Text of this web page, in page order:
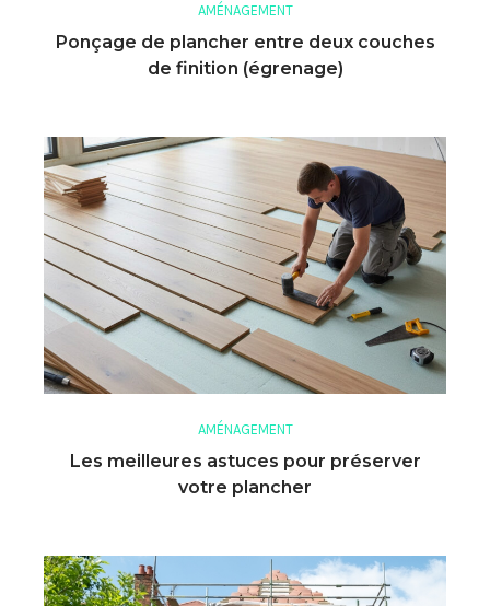
AMÉNAGEMENT
Ponçage de plancher entre deux couches
de finition (égrenage)
AMÉNAGEMENT
Les meilleures astuces pour préserver
votre plancher